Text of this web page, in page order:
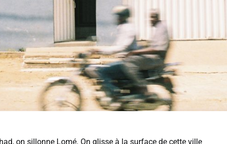
on sillonne Lomé. On glisse à la surface de cette ville